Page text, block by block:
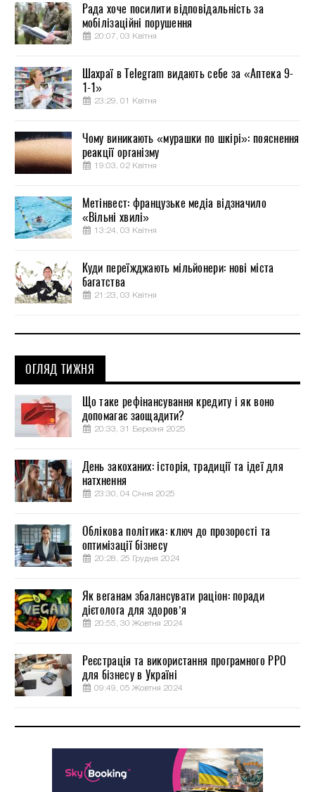
Рада хоче посилити відповідальність за
мобілізаційні порушення
20:07, 03 Квітня
Шахраї в Telegram видають себе за «Аптека 9-
1-1»
23:29, 01 Квітня
Чому виникають «мурашки по шкірі»: пояснення
реакції організму
19:03, 02 Квітня
Метінвест: французьке медіа відзначило
«Вільні хвилі»
13:24, 03 Квітня
Куди переїжджають мільйонери: нові міста
багатства
21:23, 03 Квітня
ОГЛЯД ТИЖНЯ
Що таке рефінансування кредиту і як воно
допомагає заощадити?
20:33, 31 Березня 2025
День закоханих: історія, традиції та ідеї для
натхнення
23:30, 04 Січня 2025
Облікова політика: ключ до прозорості та
оптимізації бізнесу
20:28, 25 Грудня 2024
Як веганам збалансувати раціон: поради
дієтолога для здоров’я
20:55, 30 Жовтня 2024
Реєстрація та використання програмного РРО
для бізнесу в Україні
09:49, 05 Жовтня 2024